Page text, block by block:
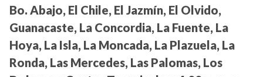
Bo. Abajo, El Chile, El Jazmín, El Olvido,
Guanacaste, La Concordia, La Fuente, La
Hoya, La Isla, La Moncada, La Plazuela, La
Ronda, Las Mercedes, Las Palomas, Los